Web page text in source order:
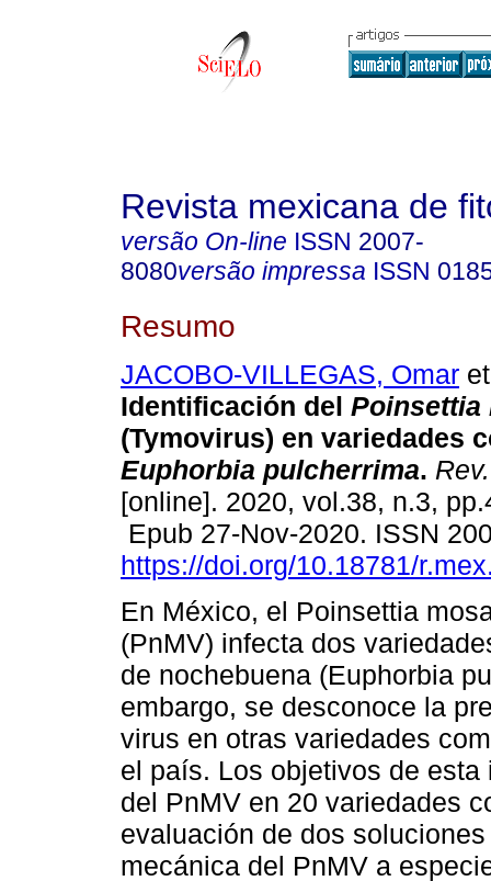
Revista mexicana de
versão On-line ISSN 2007-
8080versão impressa ISSN
Resumo
JACOBO-VILLEGAS, Omar
Identificación del Poinsettia
(Tymovirus) en variedades
Euphorbia pulcherrima.
[online]. 2020, vol.38, n.3,
Epub 27-Nov-2020. ISSN
https://doi.org/10.18781/
En México, el Poinsettia
(PnMV) infecta dos
de nochebuena (Euphorbia
embargo, se desconoce la
virus en otras variedades
el país. Los objetivos de
del PnMV en 20 variedades
evaluación de dos
mecánica del PnMV a